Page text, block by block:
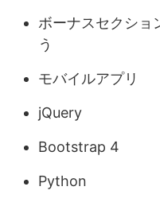
ボーナスセクシ
う
モバイルアプリ
jQuery
Bootstrap 4
Python